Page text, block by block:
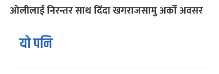
ओलीलाई निरन्तर साथ दिँदा खगराजसामु अर्को अवसर
यो पनि